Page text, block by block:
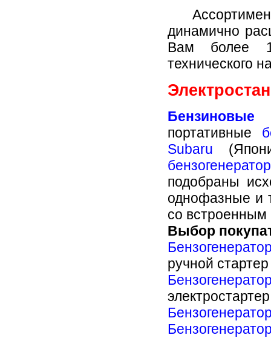
динамично
Вам более
технического
Бензиновые
портативные
Subaru
подобраны
однофазные и
со
Выбор
ручной стартер
электростартер